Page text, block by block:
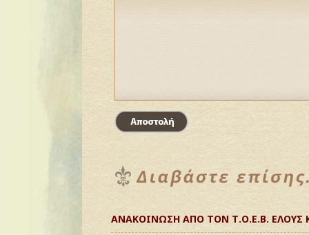
ΑΝΑΚΟΙΝΩΣΗ ΑΠΟ ΤΟΝ Τ.Ο.Ε.Β. ΕΛΟΥΣ